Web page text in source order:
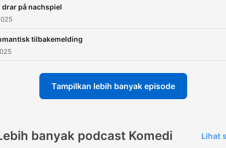
drar på nachspiel
tilbakemelding
Tampilkan lebih banyak episode
banyak podcast Komedi Lihat